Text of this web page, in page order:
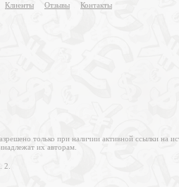
Клиенты Отзывы Контакты
только при наличии активной ссылки на
их авторам.
2.